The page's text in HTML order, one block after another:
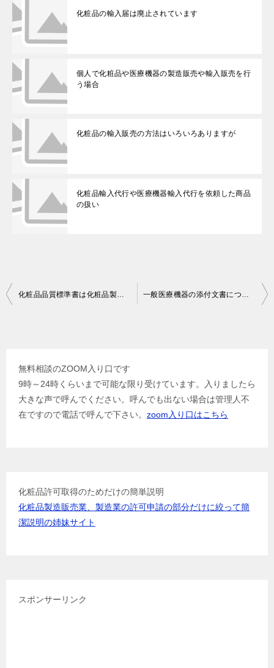
化粧品の輸入届は廃止されています
個人で化粧品や医療機器の製造販売や輸入販売を行
う場合
化粧品の輸入販売の方法はいろいろありますが
化粧品輸入代行や医療機器輸入代行を依頼した商品
の扱い
投
化粧品品質標準書は化粧品製造販売届を行った販売名毎に作成 一般医療機器の添付文書について
無料相談のZOOM入り口です
9時～24時くらいまで可能な限り受けています。入りましたら
大きな声で呼んでください。呼んでも出ない場合は管理人不
在ですので電話で呼んで下さい。 zoom入り口はこちら
化粧品許可取得のためだけの簡単説明
化粧品製造販売業、製造業の許可申請の部分だけに絞って簡
潔説明の姉妹サイト
スポンサーリンク